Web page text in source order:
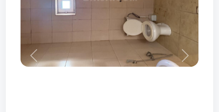
Prev Next